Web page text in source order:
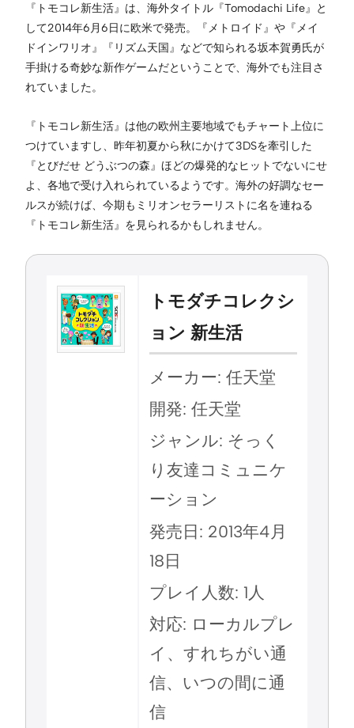
『トモコレ新生活』は、海外タイトル『Tomodachi Life』と
して2014年6月6日に欧米で発売。『メトロイド』や『メイ
ドインワリオ』『リズム天国』などで知られる坂本賀勇氏が
手掛ける奇妙な新作ゲームだということで、海外でも注目さ
れていました。
『トモコレ新生活』は他の欧州主要地域でもチャート上位に
つけていますし、昨年初夏から秋にかけて3DSを牽引した
『とびだせ どうぶつの森』ほどの爆発的なヒットでないにせ
よ、各地で受け入れられているようです。海外の好調なセー
ルスが続けば、今期もミリオンセラーリストに名を連ねる
『トモコレ新生活』を見られるかもしれません。
トモダチコレクシ
ョン 新生活
メーカー: 任天堂
開発: 任天堂
ジャンル: そっく
り友達コミュニケ
ーション
発売日: 2013年4月
18日
プレイ人数: 1人
対応: ローカルプレ
イ、すれちがい通
信、いつの間に通
信